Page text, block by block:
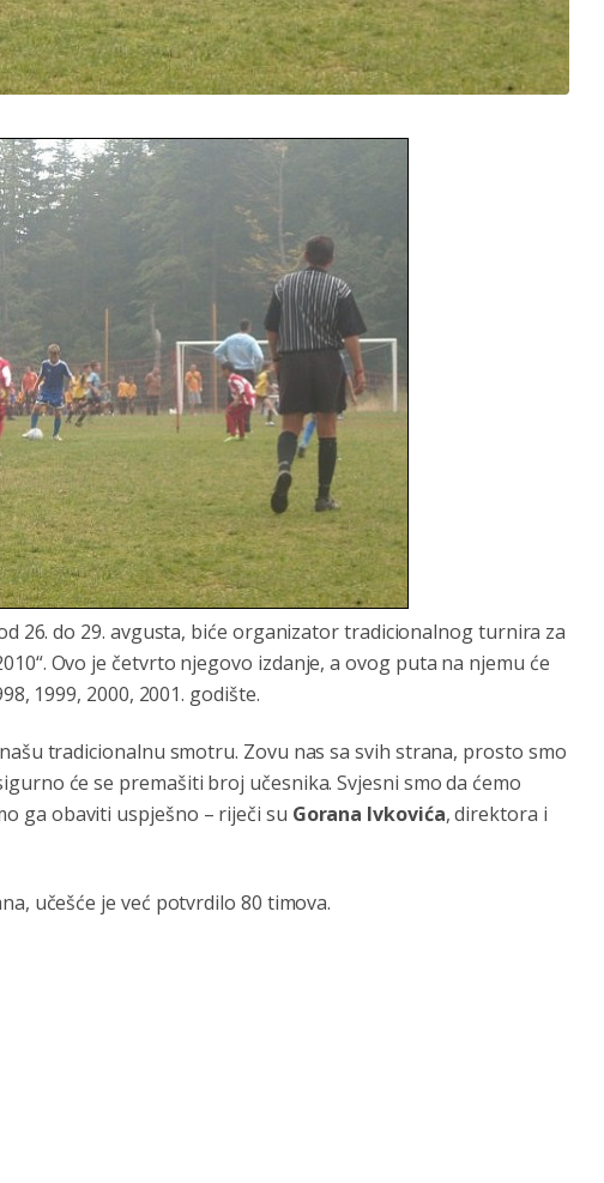
26. do 29. avgusta, biće organizator tradicionalnog turnira za
Ovo je četvrto njegovo izdanje, a ovog puta na njemu će
1999, 2000, 2001. godište.
tradicionalnu smotru. Zovu nas sa svih strana, prosto smo
će se premašiti broj učesnika. Svjesni smo da ćemo
ga obaviti uspješno – riječi su Gorana Ivkovića, direktora i
učešće je već potvrdilo 80 timova.